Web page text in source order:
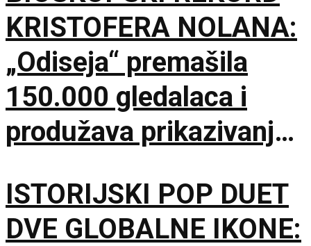
KRISTOFERA NOLANA:
„Odiseja“ premašila
150.000 gledalaca i
produžava prikazivanje
ISTORIJSKI POP DUET
DVE GLOBALNE IKONE: